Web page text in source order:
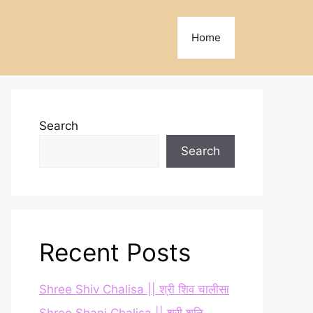
Home
Search
Search
Recent Posts
Shree Shiv Chalisa || श्री शिव चालीसा